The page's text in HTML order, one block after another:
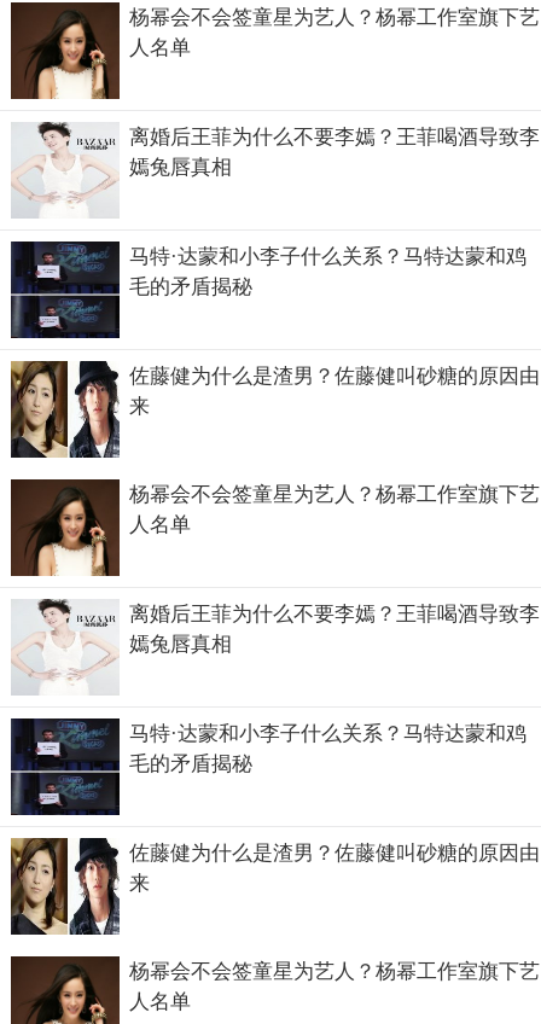
一、因为曾经她在某采访内节目说过，乳房是女人最为重要
的东西，即使自己死了也要保留完整的黛玉！
二、因为陈晓旭得的是乳腺癌晚期所以她放弃了治疗！
杨幂会不会签童星为艺人？杨幂工作室旗下艺
人名单
离婚后王菲为什么不要李嫣？王菲喝酒导致李
嫣兔唇真相
马特·达蒙和小李子什么关系？马特达蒙和鸡
毛的矛盾揭秘
佐藤健为什么是渣男？佐藤健叫砂糖的原因由
来
杨幂会不会签童星为艺人？杨幂工作室旗下艺
人名单
离婚后王菲为什么不要李嫣？王菲喝酒导致李
嫣兔唇真相
马特·达蒙和小李子什么关系？马特达蒙和鸡
毛的矛盾揭秘
佐藤健为什么是渣男？佐藤健叫砂糖的原因由
来
杨幂会不会签童星为艺人？杨幂工作室旗下艺
人名单